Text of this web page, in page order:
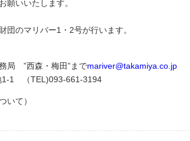
願いいたします。
団のマリバー1・2号が行います。
局 ”西森・梅田”までmariver@takamiya.co.jp
1-1 （TEL)093-661-3194
いて）